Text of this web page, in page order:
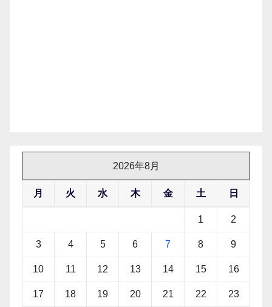
2026年8月
月 火 水 木 金 土 日
1 2
3 4 5 6 7 8 9
10 11 12 13 14 15 16
17 18 19 20 21 22 23